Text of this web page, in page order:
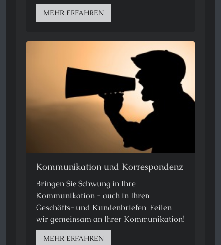
MEHR ERFAHREN
Kommunikation und Korrespondenz
Bringen Sie Schwung in Ihre
Kommunikation - auch in Ihren
Geschäfts- und Kundenbriefen. Feilen
wir gemeinsam an Ihrer Kommunikation!
MEHR ERFAHREN